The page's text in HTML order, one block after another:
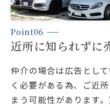
Point06
近所に知られずに
仲介の場合は広告とし
く必要がある為、ご近
まう可能性があります